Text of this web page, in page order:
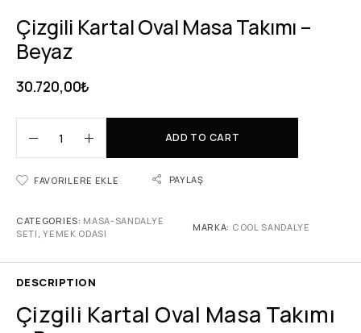
Çizgili Kartal Oval Masa Takımı –
Beyaz
30.720,00₺
ADD TO CART
FAVORILERE EKLE PAYLAŞ
CATEGORIES: MASA-SANDALYE
SETI ,YEMEK ODASI
MARKA: COOL SANDALYE
DESCRIPTION
Çizgili Kartal Oval Masa Takımı